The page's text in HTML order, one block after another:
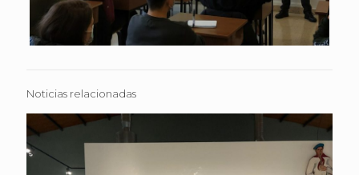
Noticias relacionadas